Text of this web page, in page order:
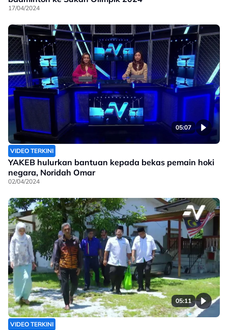
17/04/2024
05:07
VIDEO TERKINI
YAKEB hulurkan bantuan kepada bekas pemain hoki
negara, Noridah Omar
02/04/2024
05:11
VIDEO TERKINI